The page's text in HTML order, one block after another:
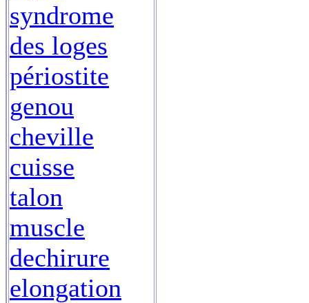
syndrome
des loges
périostite
genou
cheville
cuisse
talon
muscle
dechirure
elongation